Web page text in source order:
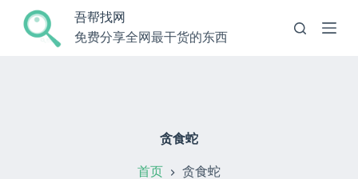
跳
过
吾帮找网
免费分享全网最干货的东西
贪食蛇
首页 贪食蛇